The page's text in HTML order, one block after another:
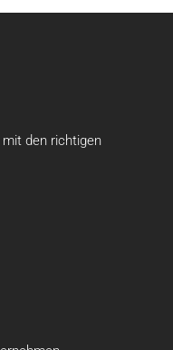
den richtigen